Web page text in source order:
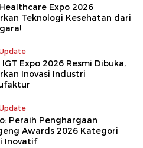
Expo 2026
Teknologi Kesehatan dari
IGT Expo 2026 Resmi Dibuka,
Inovasi Industri
Peraih Penghargaan
Awards 2026 Kategori
Inovatif